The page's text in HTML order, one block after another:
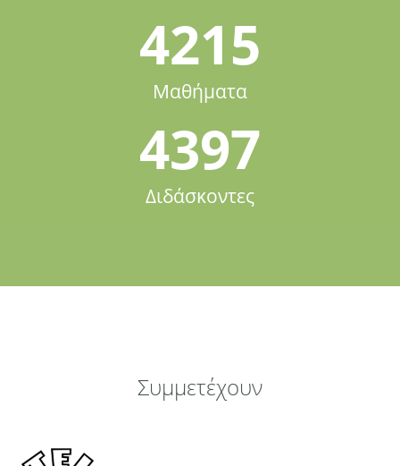
4215
Μαθήματα
4397
Διδάσκοντες
Συμμετέχουν